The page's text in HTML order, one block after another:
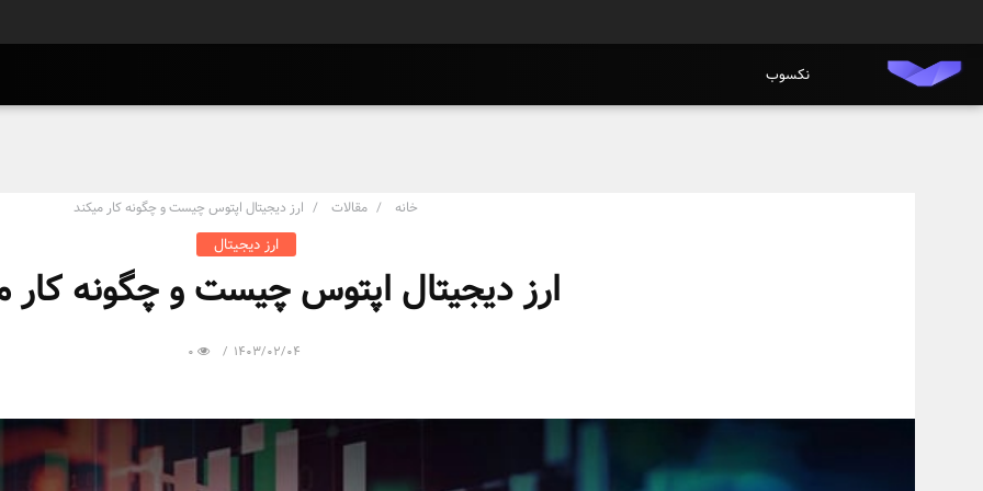
نکسوب
خانه مقالات ارز دیجیتال اپتوس چیست و چگونه کار میکند
ارز دیجیتال
ارز دیجیتال اپتوس چیست و چگونه کار
1403/02/04